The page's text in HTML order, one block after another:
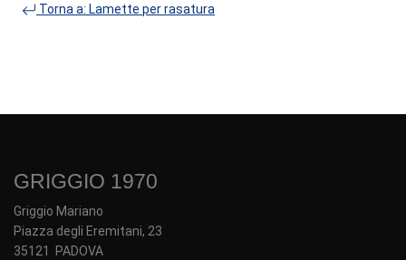
Torna a: Lamette per rasatura
GRIGGIO 1970
Griggio Mariano
Piazza degli Eremitani, 23
35121 PADOVA